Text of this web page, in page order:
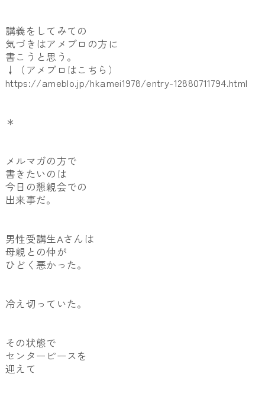
講義をしてみての
気づきはアメブロの方に
書こうと思う。
↓（アメブロはこちら）
https://ameblo.jp/hkamei1978/entry-12880711794.html
＊
メルマガの方で
書きたいのは
今日の懇親会での
出来事だ。
男性受講生Aさんは
母親との仲が
ひどく悪かった。
冷え切っていた。
その状態で
センターピースを
迎えて